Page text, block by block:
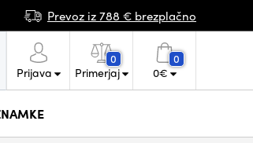
Prevoz iz 788 € brezplačno
Prijava
0
Primerjaj
0
0€